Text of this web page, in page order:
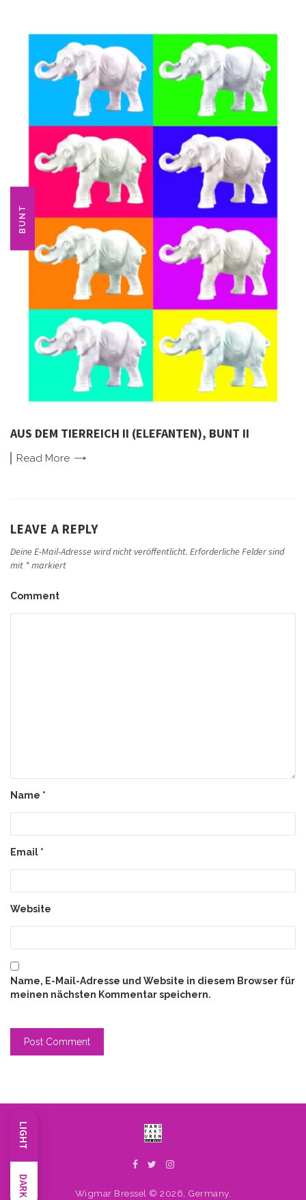
LIGHT
DARK
BUNT
AUS DEM TIERREICH II (ELEFANTEN), BUNT II
Read More
LEAVE A REPLY
Deine E-Mail-Adresse wird nicht veröffentlicht. Erforderliche Felder sind
mit *markiert
Comment
Name *
Email *
Website
Name, E-Mail-Adresse und Website in diesem Browser für
meinen nächsten Kommentar speichern.
Wigmar Bressel © 2026, Germany.